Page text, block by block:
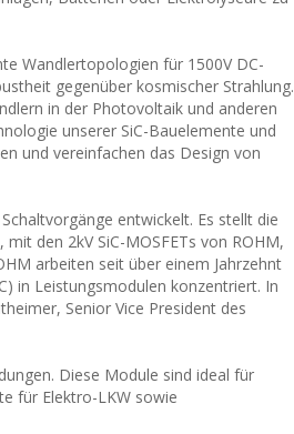
Wandlertopologien für 1500V DC-
gegenüber kosmischer Strahlung.
in der Photovoltaik und anderen
unserer SiC-Bauelemente und
und vereinfachen das Design von
entwickelt. Es stellt die
mit den 2kV SiC-MOSFETs von ROHM,
arbeiten seit über einem Jahrzehnt
in Leistungsmodulen konzentriert. In
Senior Vice President des
Diese Module sind ideal für
für Elektro-LKW sowie